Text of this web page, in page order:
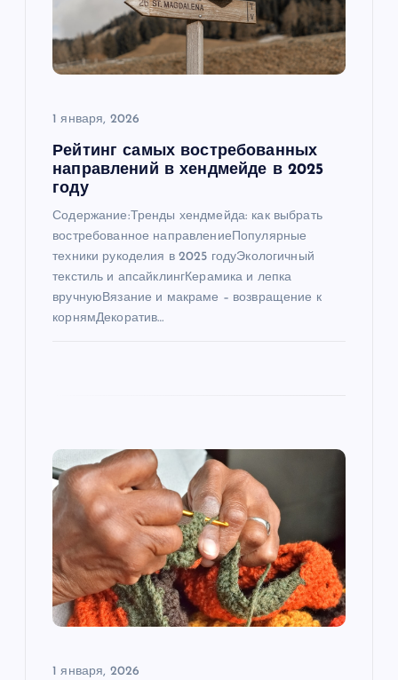
1 января, 2026
Рейтинг самых востребованных
направлений в хендмейде в 2025
году
Содержание:Тренды хендмейда: как выбрать
востребованное направлениеПопулярные
техники рукоделия в 2025 годуЭкологичный
текстиль и апсайклингКерамика и лепка
вручнуюВязание и макраме – возвращение к
корнямДекоратив…
1 января, 2026